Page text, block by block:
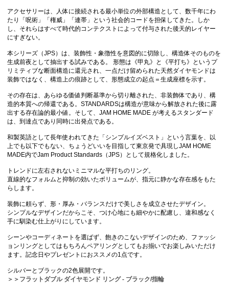
アクセサリーは、人体に接続される最小単位の外部構造として、数千年にわ
たり「呪術」「権威」「連帯」という社会的コードを担保してきた。しか
し、それらはすべて時代的コンテクストによって付与された後天的レイヤー
にすぎない。
本シリーズ（JPS）は、装飾性・象徴性を意図的に切除し、構造体そのものを
生成前夜として抽出する試みである。 形態は《甲丸》と《平打ち》というプ
リミティブな断面構造に還元され、一点だけ留められた天然ダイヤモンドは
装飾ではなく、構造上の痕跡として、形態成立の起点＝生成座標を示す。
その存在は、あらゆる価値判断基準から切り離された、非装飾体であり、構
造的本質への帰還である。STANDARDSは構造が意味から解放された後に露
出する存在論的最小値。そして、JAM HOME MADE が考えるスタンダード
は、到達点であり同時に出発点である。
和製英語として長年使われてきた「シンプルイズベスト」という言葉を、以
上でも以下でもない、ちょうどいいを目指して東京発で具現しJAM HOME
MADE内でJam Product Standards（JPS）として規格化しました。
トレンドに左右されないミニマルな平打ちのリング。
直線的なフォルムと抑制の効いたボリュームが、指元に静かな存在感をもた
らします。
装飾に頼らず、形・厚み・バランスだけで美しさを成立させたデザイン。
シンプルなデザインだからこそ、つけ心地にも細やかに配慮し、違和感なく
手に馴染む仕上がりにしています。
シーンやコーディネートを選ばず、飽きのこないデザインのため、ファッシ
ョンリングとしてはもちろんペアリングとしてもお揃いでお楽しみいただけ
ます。記念日やプレゼントにおススメの1点です。
シルバーとブラックの2色展開です。
＞＞フラットダブル ダイヤモンド リング - ブラック/指輪